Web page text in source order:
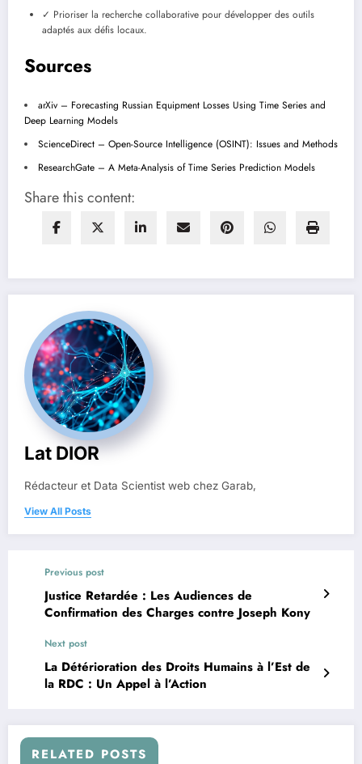
✓ Prioriser la recherche collaborative pour développer des outils
adaptés aux défis locaux.
Sources
arXiv – Forecasting Russian Equipment Losses Using Time Series and
Deep Learning Models
ScienceDirect – Open-Source Intelligence (OSINT): Issues and Methods
ResearchGate – A Meta-Analysis of Time Series Prediction Models
Share this content:
Lat DIOR
Rédacteur et Data Scientist web chez Garab,
View All Posts
Previous post
Justice Retardée : Les Audiences de
Confirmation des Charges contre Joseph Kony
Next post
La Détérioration des Droits Humains à l’Est de
la RDC : Un Appel à l’Action
RELATED POSTS